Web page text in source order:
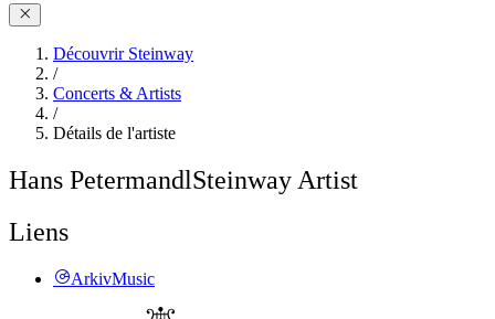
Découvrir Steinway
/
Concerts & Artists
/
Détails de l'artiste
Hans PetermandlSteinway Artist
Liens
ArkivMusic